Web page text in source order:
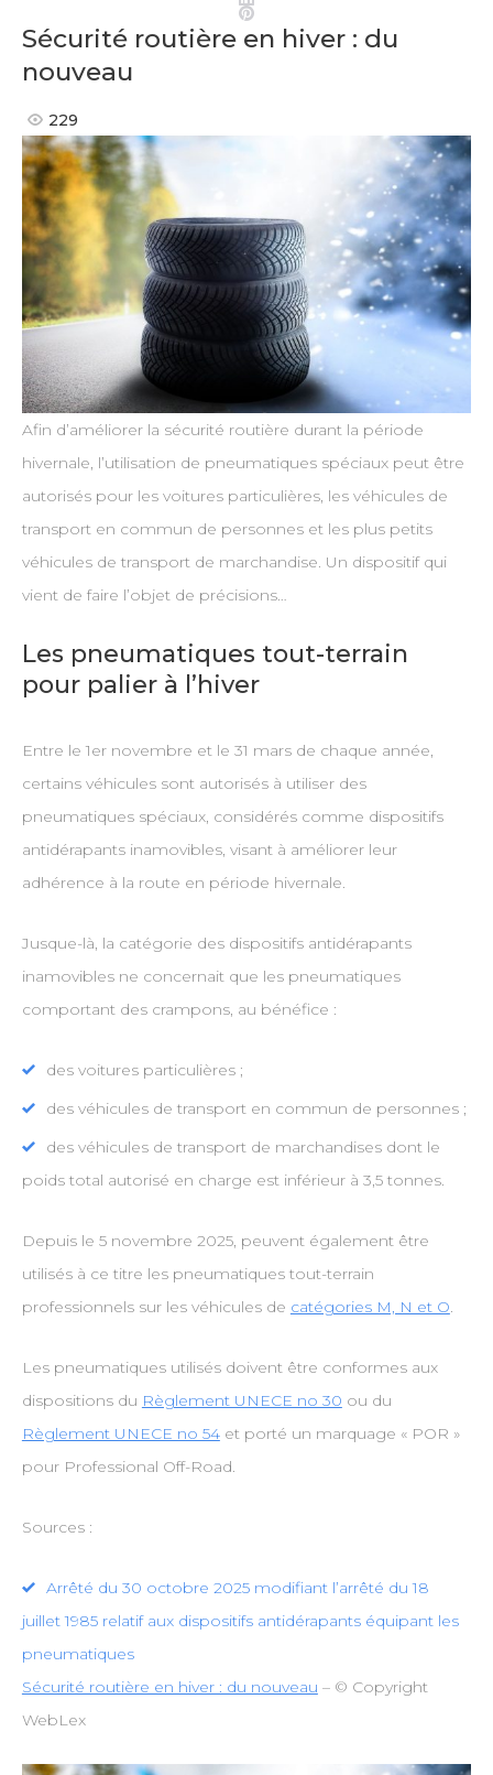
Pinterest
Sécurité routière en hiver : du
nouveau
229
Afin d’améliorer la sécurité routière durant la période
hivernale, l’utilisation de pneumatiques spéciaux peut être
autorisés pour les voitures particulières, les véhicules de
transport en commun de personnes et les plus petits
véhicules de transport de marchandise. Un dispositif qui
vient de faire l’objet de précisions…
Les pneumatiques tout-terrain
pour palier à l’hiver
Entre le 1er novembre et le 31 mars de chaque année,
certains véhicules sont autorisés à utiliser des
pneumatiques spéciaux, considérés comme dispositifs
antidérapants inamovibles, visant à améliorer leur
adhérence à la route en période hivernale.
Jusque-là, la catégorie des dispositifs antidérapants
inamovibles ne concernait que les pneumatiques
comportant des crampons, au bénéfice :
des voitures particulières ;
des véhicules de transport en commun de personnes ;
des véhicules de transport de marchandises dont le
poids total autorisé en charge est inférieur à 3,5 tonnes.
Depuis le 5 novembre 2025, peuvent également être
utilisés à ce titre les pneumatiques tout-terrain
professionnels sur les véhicules de catégories M, N et O.
Les pneumatiques utilisés doivent être conformes aux
dispositions du Règlement UNECE no 30 ou du
Règlement UNECE no 54et porté un marquage « POR »
pour Professional Off-Road.
Sources :
Arrêté du 30 octobre 2025 modifiant l’arrêté du 18
juillet 1985 relatif aux dispositifs antidérapants équipant les
pneumatiques
Sécurité routière en hiver : du nouveau – © Copyright
WebLex